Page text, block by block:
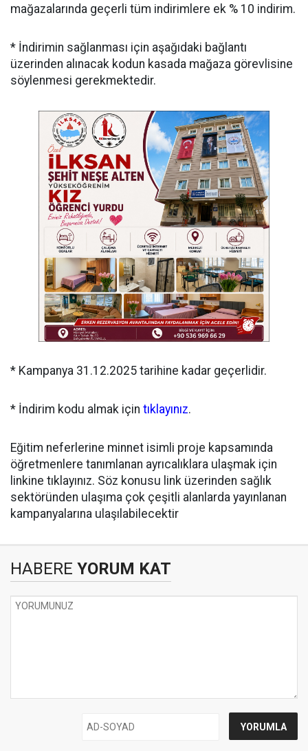
mağazalarında geçerli tüm indirimlere ek % 10 indirim.
* İndirimin sağlanması için aşağıdaki bağlantı
üzerinden alınacak kodun kasada mağaza görevlisine
söylenmesi gerekmektedir.
* Kampanya 31.12.2025 tarihine kadar geçerlidir.
* İndirim kodu almak için tıklayınız.
Eğitim neferlerine minnet isimli proje kapsamında
öğretmenlere tanımlanan ayrıcalıklara ulaşmak için
linkine tıklayınız. Söz konusu link üzerinden sağlık
sektöründen ulaşıma çok çeşitli alanlarda yayınlanan
kampanyalarına ulaşılabilecektir
HABERE YORUM KAT